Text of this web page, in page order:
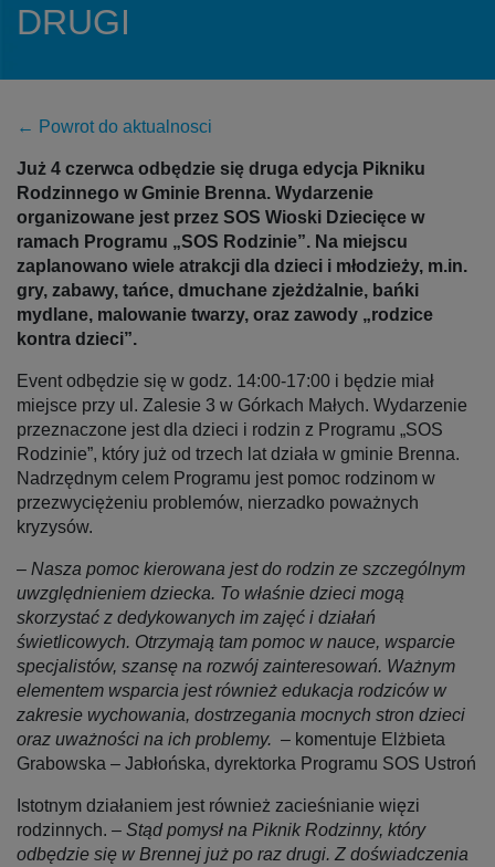
DRUGI
← Powrot do aktualnosci
Już 4 czerwca odbędzie się druga edycja Pikniku
Rodzinnego w Gminie Brenna. Wydarzenie
organizowane jest przez SOS Wioski Dziecięce w
ramach Programu „SOS Rodzinie”. Na miejscu
zaplanowano wiele atrakcji dla dzieci i młodzieży, m.in.
gry, zabawy, tańce, dmuchane zjeżdżalnie, bańki
mydlane, malowanie twarzy, oraz zawody „rodzice
kontra dzieci”.
Event odbędzie się w godz. 14:00-17:00 i będzie miał
miejsce przy ul. Zalesie 3 w Górkach Małych. Wydarzenie
przeznaczone jest dla dzieci i rodzin z Programu „SOS
Rodzinie”, który już od trzech lat działa w gminie Brenna.
Nadrzędnym celem Programu jest pomoc rodzinom w
przezwyciężeniu problemów, nierzadko poważnych
kryzysów.
– Nasza pomoc kierowana jest do rodzin ze szczególnym
uwzględnieniem dziecka. To właśnie dzieci mogą
skorzystać z dedykowanych im zajęć i działań
świetlicowych. Otrzymają tam pomoc w nauce, wsparcie
specjalistów, szansę na rozwój zainteresowań. Ważnym
elementem wsparcia jest również edukacja rodziców w
zakresie wychowania, dostrzegania mocnych stron dzieci
oraz uważności na ich problemy. – komentuje Elżbieta
Grabowska – Jabłońska, dyrektorka Programu SOS Ustroń
Istotnym działaniem jest również zacieśnianie więzi
rodzinnych. – Stąd pomysł na Piknik Rodzinny, który
odbędzie się w Brennej już po raz drugi. Z doświadczenia